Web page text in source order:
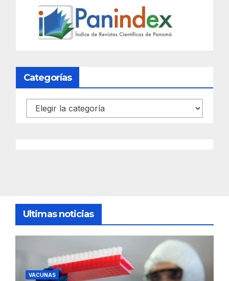
Categorías
Categorías
Ultimas noticias
VACUNAS